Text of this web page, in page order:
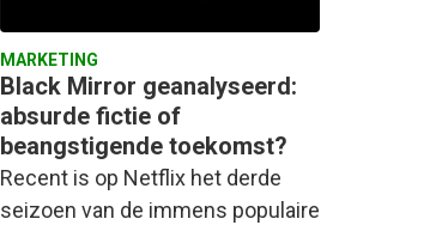
MARKETING
Black Mirror geanalyseerd:
absurde fictie of
beangstigende toekomst?
Recent is op Netflix het derde
seizoen van de immens populaire